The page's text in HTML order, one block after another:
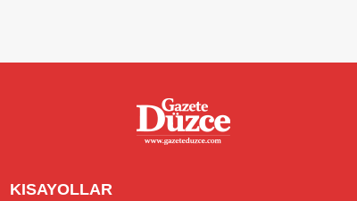
KISAYOLLAR